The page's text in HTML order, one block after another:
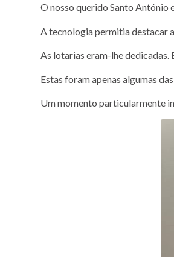
O nosso querido Santo António
A tecnologia permitia destacar
As lotarias eram-lhe dedicadas.
Estas foram apenas algumas
Um momento particularmente